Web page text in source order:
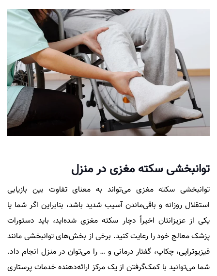
توانبخشی سکته مغزی در منزل
توانبخشی سکته مغزی می‌تواند به معنای تفاوت بین بازیابی
استقلال روزانه و باقی‌ماندن آسیب شدید باشد، بنابراین اگر شما یا
یکی از عزیزانتان اخیراً دچار سکته مغزی شده‌اید، باید دستورات
پزشک معالج خود را رعایت کنید. برخی از بخش‌های توانبخشی مانند
فیزیوتراپی، چکاپ، گفتار درمانی و … را می‌توان در منزل انجام داد.
شما می‌توانید با کمک‌گرفتن از یک مرکز ارائه‌دهنده خدمات پرستاری